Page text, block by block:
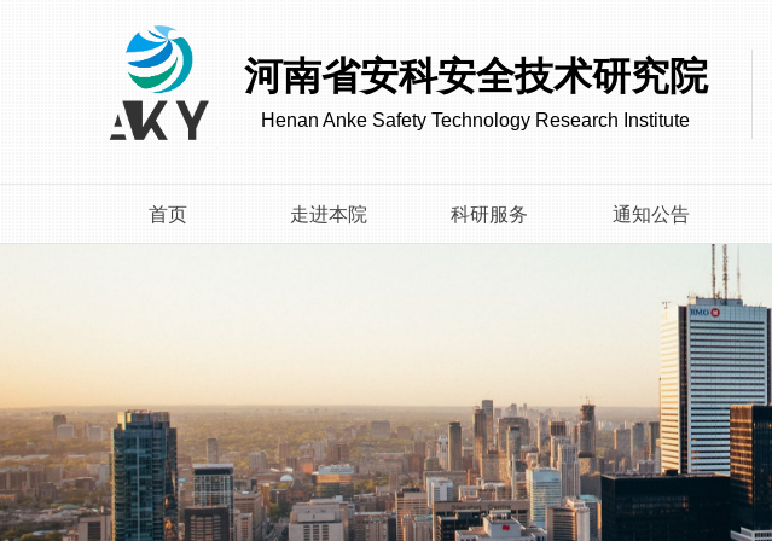
河南省安科安全技术研究院
Henan Anke Safety Technology Research Institute
首页 走进本院 科研服务 通知公告